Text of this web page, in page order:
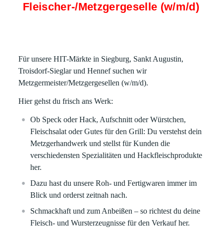
Fleischer-/Metzgergeselle (w/m/d)
Für unsere HIT-Märkte in Siegburg, Sankt Augustin,
Troisdorf-Sieglar und Hennefsuchen wir
Metzgermeister/Metzgergesellen (w/m/d).
Hier gehst du frisch ans Werk:
Ob Speck oder Hack, Aufschnitt oder Würstchen,
Fleischsalat oder Gutes für den Grill: Du verstehst dein
Metzgerhandwerk und stellst für Kunden die
verschiedensten Spezialitäten und Hackfleischprodukte
her.
Dazu hast du unsere Roh- und Fertigwaren immer im
Blick und orderst zeitnah nach.
Schmackhaft und zum Anbeißen – so richtest du deine
Fleisch- und Wursterzeugnisse für den Verkauf her.